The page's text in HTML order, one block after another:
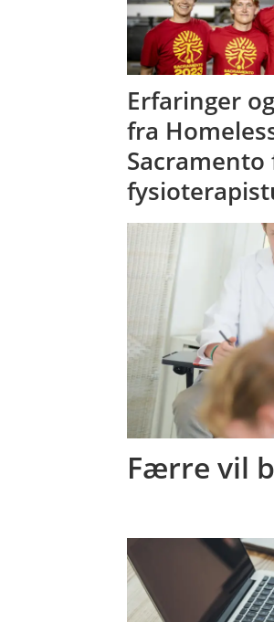
Erfaringer
fra
Færre vil